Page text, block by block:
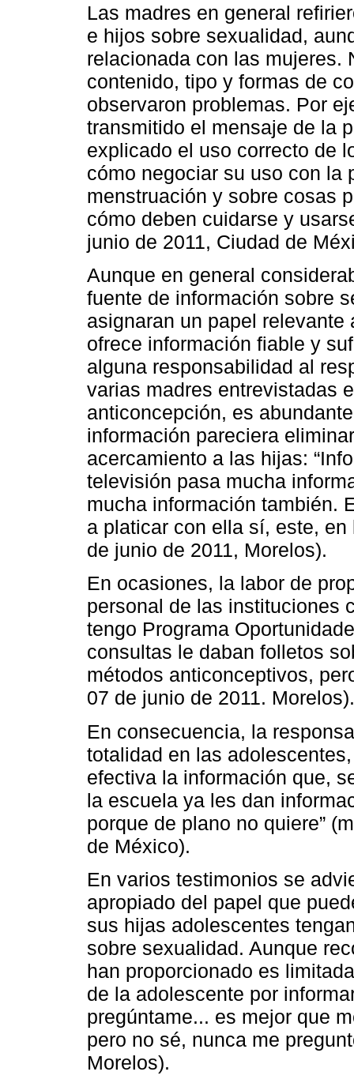
Las madres en general
e hijos sobre sexualidad,
relacionada con las mujeres.
contenido, tipo y formas de
observaron problemas. Por
transmitido el mensaje de la
explicado el uso correcto de
cómo negociar su uso con la
menstruación y sobre cosas
cómo deben cuidarse y
junio de 2011, Ciudad de
Aunque en general
fuente de información sobre
asignaran un papel
ofrece información fiable y
alguna responsabilidad al
varias madres entrevistadas
anticoncepción, es
información pareciera
acercamiento a las hijas:
televisión pasa mucha
mucha información también.
a platicar con ella sí, este,
de junio de 2011, Morelos).
En ocasiones, la labor de
personal de las instituciones
tengo Programa
consultas le daban folletos
métodos anticonceptivos,
07 de junio de 2011. Morelos).
En consecuencia, la
totalidad en las
efectiva la información que,
la escuela ya les dan
porque de plano no quiere”
de México).
En varios testimonios se
apropiado del papel que
sus hijas adolescentes
sobre sexualidad. Aunque
han proporcionado es
de la adolescente por
pregúntame... es mejor que
pero no sé, nunca me
Morelos).